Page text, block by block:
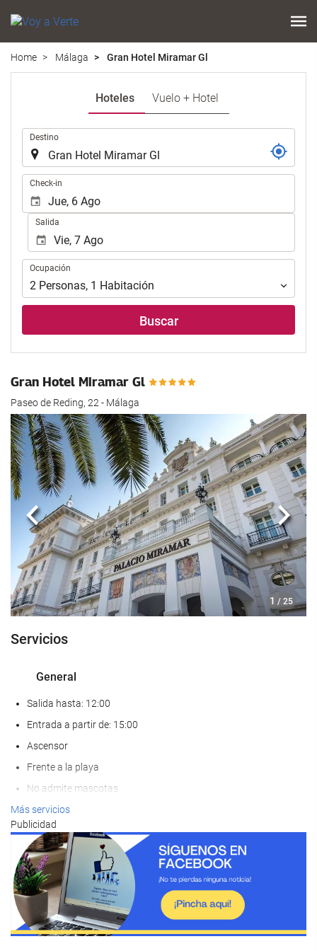
Home Málaga Gran Hotel Miramar Gl
Hoteles Vuelo + Hotel
Destino
Check-in
Salida
Ocupación
Ocupación
2 Personas, 1 Habitación
Buscar
Gran Hotel Miramar Gl
Paseo de Reding, 22 - Málaga
1 / 25
Anterior
Servicios
General
Salida hasta: 12:00
Entrada a partir de: 15:00
Ascensor
Frente a la playa
No admite mascotas
Comida y bebida
Restaurante a la carta
Bar
Cafetera en zonas comunes
Bienestar
Más servicios
Publicidad